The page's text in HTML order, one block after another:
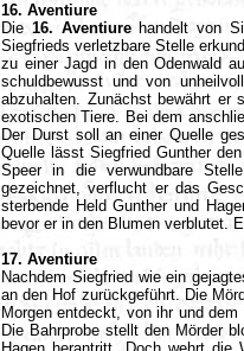
16. Aventiure
Die 16. Aventiurehandelt von
Siegfrieds verletzbare Stelle
zu einer Jagd in den Odenwald
schuldbewusst und von
abzuhalten. Zunächst bewährt
exotischen Tiere. Bei dem
Der Durst soll an einer Quelle
Quelle lässt Siegfried Gunther
Speer in die verwundbare
gezeichnet, verflucht er das
sterbende Held Gunther und
bevor er in den Blumen verblutet.
17. Aventiure
Nachdem Siegfried wie ein
an den Hof zurückgeführt. Die
Morgen entdeckt, von ihr und
Die Bahrprobe stellt den Mörder